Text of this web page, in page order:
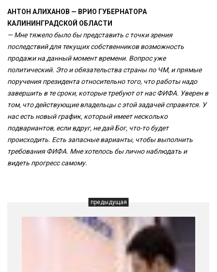
АНТОН АЛИХАНОВ — ВРИО ГУБЕРНАТОРА
КАЛИНИНГРАДСКОЙ ОБЛАСТИ
— Мне тяжело было бы представить с точки зрения
последствий для текущих собственников возможность
продажи на данный момент времени. Вопрос уже
политический. Это и обязательства страны по ЧМ, и прямые
поручения президента относительно того, что работы надо
завершить в те сроки, которые требуют от нас ФИФА. Уверен в
том, что действующие владельцы с этой задачей справятся. У
нас есть новый график, который имеет несколько
подвариантов, если вдруг, не дай Бог, что-то будет
происходить. Есть запасные варианты, чтобы выполнить
требования ФИФА. Мне хотелось бы лично наблюдать и
видеть прогресс самому.
предыдущая